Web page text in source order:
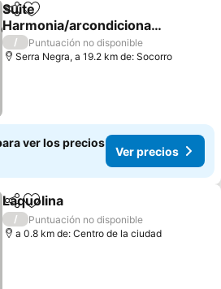
CompartirAñadir a favoritos
Suite
Harmonia/arcondicionado
/500m Fontana Ditrevi
/
Puntuación no disponible
Serra Negra, a 19.2 km de: Socorro
ver los precios
Ver precios
CompartirAñadir a favoritos
Laquolina
/
Puntuación no disponible
a 0.8 km de: Centro de la ciudad